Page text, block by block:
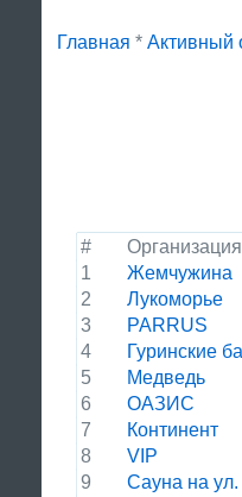
Главная * Активный
#
Организация
1
Жемчужина
2
Лукоморье
3
PARRUS
4
Гуринские
5
Медведь
6
ОАЗИС
7
Континент
8
VIP
9
Сауна на